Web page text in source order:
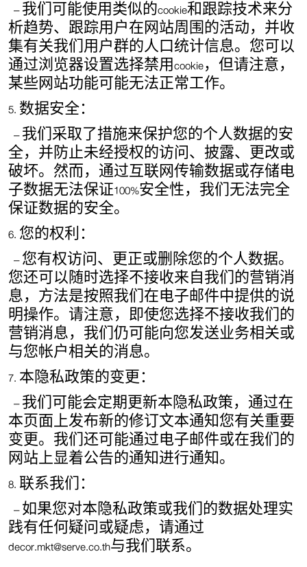
–我们可能使用类似的cookie和跟踪技术来分
析趋势、跟踪用户在网站周围的活动，并收
集有关我们用户群的人口统计信息。您可以
通过浏览器设置选择禁用cookie，但请注意，
某些网站功能可能无法正常工作。
5. 数据安全：
–我们采取了措施来保护您的个人数据的安
全，并防止未经授权的访问、披露、更改或
破坏。然而，通过互联网传输数据或存储电
子数据无法保证100%安全性，我们无法完全
保证数据的安全。
6. 您的权利：
–您有权访问、更正或删除您的个人数据。
您还可以随时选择不接收来自我们的营销消
息，方法是按照我们在电子邮件中提供的说
明操作。请注意，即使您选择不接收我们的
营销消息，我们仍可能向您发送业务相关或
与您帐户相关的消息。
7. 本隐私政策的变更：
–我们可能会定期更新本隐私政策，通过在
本页面上发布新的修订文本通知您有关重要
变更。我们还可能通过电子邮件或在我们的
网站上显着公告的通知进行通知。
8. 联系我们：
–如果您对本隐私政策或我们的数据处理实
践有任何疑问或疑虑，请通过
decor.mkt@serve.co.th与我们联系。